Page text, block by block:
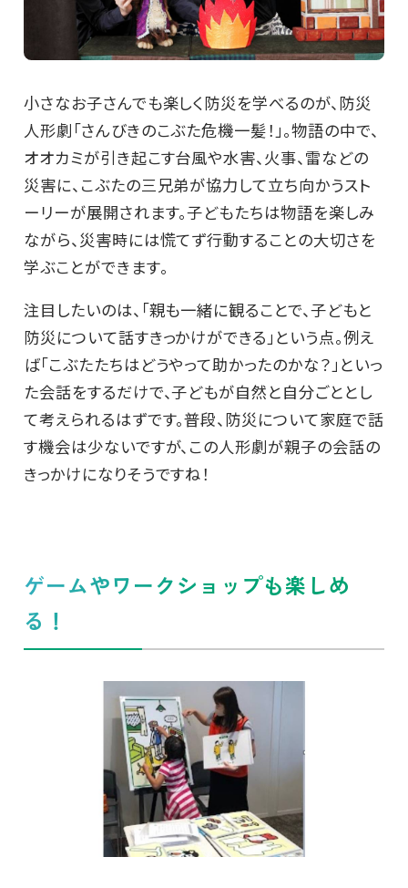
小さなお子さんでも楽しく防災を学べるのが、防災
人形劇「さんびきのこぶた危機一髪！」。物語の中で、
オオカミが引き起こす台風や水害、火事、雷などの
災害に、こぶたの三兄弟が協力して立ち向かうスト
ーリーが展開されます。子どもたちは物語を楽しみ
ながら、災害時には慌てず行動することの大切さを
学ぶことができます。
注目したいのは、「親も一緒に観ることで、子どもと
防災について話すきっかけができる」という点。例え
ば「こぶたたちはどうやって助かったのかな？」といっ
た会話をするだけで、子どもが自然と自分ごととし
て考えられるはずです。普段、防災について家庭で話
す機会は少ないですが、この人形劇が親子の会話の
きっかけになりそうですね！
ゲームやワークショップも楽しめ
る！